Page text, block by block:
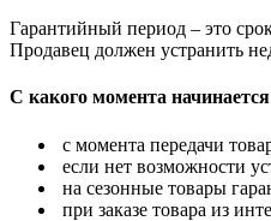
Гарантийный период – это
Продавец должен устранить
С какого момента
с момента передачи
если нет возможности
на сезонные товары
при заказе товара из